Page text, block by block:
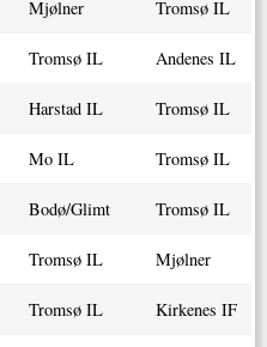
Mjølner Tromsø IL
Tromsø IL Andenes IL
Harstad IL Tromsø IL
Mo IL Tromsø IL
Bodø/Glimt Tromsø IL
Tromsø IL Mjølner
Tromsø IL Kirkenes IF